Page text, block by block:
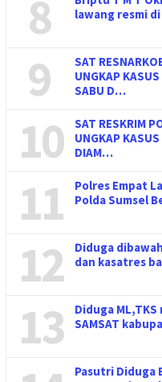
8
lawang resmi
9
SAT
UNGKAP
SABU D…
10
SAT RESKRIM
UNGKAP
DIAM…
11
Polres Empat
Polda Sumsel
12
Diduga
dan kasatres
13
Diduga
SAMSAT
Pasutri Diduga